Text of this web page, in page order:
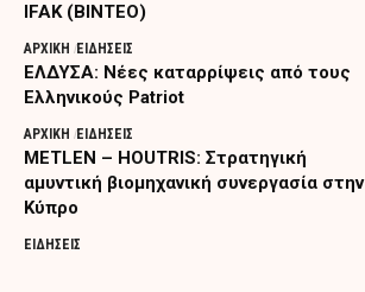
IFAK (ΒΙΝΤΕΟ)
ΑΡΧΙΚΗ ΕΙΔΗΣΕΙΣ
ΕΛΔΥΣΑ: Νέες καταρρίψεις από τους
Ελληνικούς Patriot
ΑΡΧΙΚΗ ΕΙΔΗΣΕΙΣ
METLEN – HOUTRIS: Στρατηγική
αμυντική βιομηχανική συνεργασία στην
Κύπρο
ΕΙΔΗΣΕΙΣ